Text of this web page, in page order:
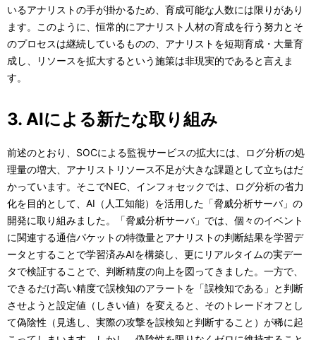
いるアナリストの手が掛かるため、育成可能な人数には限りがあり
ます。このように、恒常的にアナリスト人材の育成を行う努力とそ
のプロセスは継続しているものの、アナリストを短期育成・大量育
成し、リソースを拡大するという施策は非現実的であると言えま
す。
3. AIによる新たな取り組み
前述のとおり、SOCによる監視サービスの拡大には、ログ分析の処
理量の増大、アナリストリソース不足が大きな課題として立ちはだ
かっています。そこでNEC、インフォセックでは、ログ分析の省力
化を目的として、AI（人工知能）を活用した「脅威分析サーバ」の
開発に取り組みました。「脅威分析サーバ」では、個々のイベント
に関連する通信パケットの特徴量とアナリストの判断結果を学習デ
ータとすることで学習済みAIを構築し、更にリアルタイムの実デー
タで検証することで、判断精度の向上を図ってきました。一方で、
できるだけ高い精度で誤検知のアラートを「誤検知である」と判断
させようと設定値（しきい値）を変えると、そのトレードオフとし
て偽陰性（見逃し、実際の攻撃を誤検知と判断すること）が稀に起